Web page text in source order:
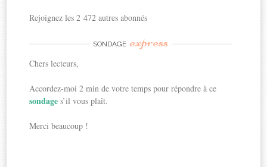
Rejoignez les 2 472 autres abonnés
SONDAGE express
Chers lecteurs,
Accordez-moi 2 min de votre temps pour répondre à ce
sondages’il vous plaît.
Merci beaucoup !